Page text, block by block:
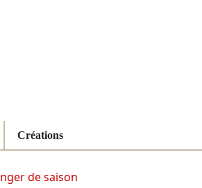
Créations
de saison